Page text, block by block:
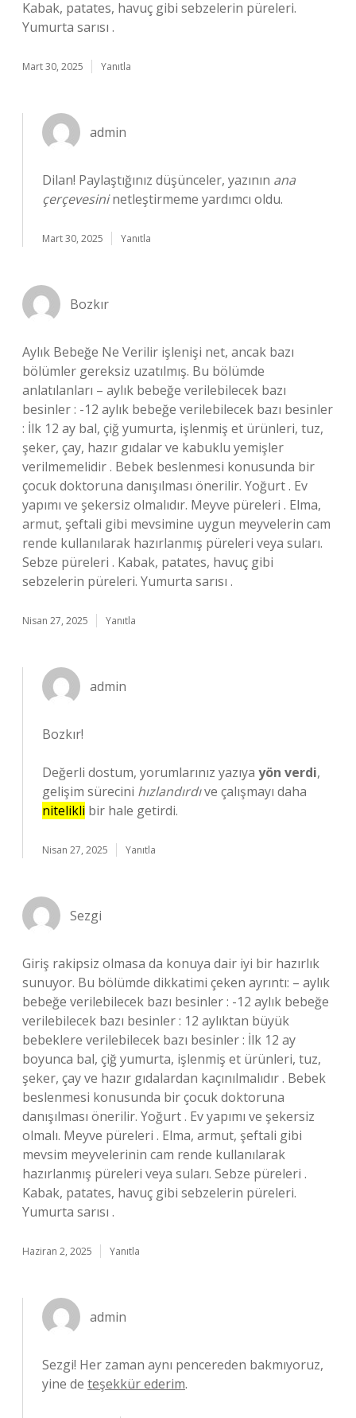
Kabak, patates, havuç gibi sebzelerin püreleri.
Yumurta sarısı .
Mart 30, 2025 Yanıtla
admin
Dilan! Paylaştığınız düşünceler, yazının ana
çerçevesininetleştirmeme yardımcı oldu.
Mart 30, 2025 Yanıtla
Bozkır
Aylık Bebeğe Ne Verilir işlenişi net, ancak bazı
bölümler gereksiz uzatılmış. Bu bölümde
anlatılanları – aylık bebeğe verilebilecek bazı
besinler : -12 aylık bebeğe verilebilecek bazı besinler
: İlk 12 ay bal, çiğ yumurta, işlenmiş et ürünleri, tuz,
şeker, çay, hazır gıdalar ve kabuklu yemişler
verilmemelidir . Bebek beslenmesi konusunda bir
çocuk doktoruna danışılması önerilir. Yoğurt . Ev
yapımı ve şekersiz olmalıdır. Meyve püreleri . Elma,
armut, şeftali gibi mevsimine uygun meyvelerin cam
rende kullanılarak hazırlanmış püreleri veya suları.
Sebze püreleri . Kabak, patates, havuç gibi
sebzelerin püreleri. Yumurta sarısı .
Nisan 27, 2025 Yanıtla
admin
Bozkır!
Değerli dostum, yorumlarınız yazıya yön verdi,
gelişim sürecini hızlandırdıve çalışmayı daha
nitelikli bir hale getirdi.
Nisan 27, 2025 Yanıtla
Sezgi
Giriş rakipsiz olmasa da konuya dair iyi bir hazırlık
sunuyor. Bu bölümde dikkatimi çeken ayrıntı: – aylık
bebeğe verilebilecek bazı besinler : -12 aylık bebeğe
verilebilecek bazı besinler : 12 aylıktan büyük
bebeklere verilebilecek bazı besinler : İlk 12 ay
boyunca bal, çiğ yumurta, işlenmiş et ürünleri, tuz,
şeker, çay ve hazır gıdalardan kaçınılmalıdır . Bebek
beslenmesi konusunda bir çocuk doktoruna
danışılması önerilir. Yoğurt . Ev yapımı ve şekersiz
olmalı. Meyve püreleri . Elma, armut, şeftali gibi
mevsim meyvelerinin cam rende kullanılarak
hazırlanmış püreleri veya suları. Sebze püreleri .
Kabak, patates, havuç gibi sebzelerin püreleri.
Yumurta sarısı .
Haziran 2, 2025 Yanıtla
admin
Sezgi! Her zaman aynı pencereden bakmıyoruz,
yine de teşekkür ederim.